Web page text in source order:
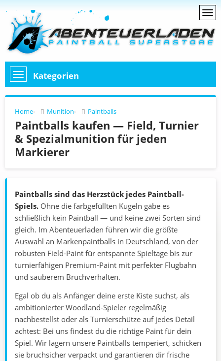
Kategorien
Home Munition Paintballs
Paintballs kaufen — Field, Turnier
& Spezialmunition für jeden
Markierer
Paintballs sind das Herzstück jedes Paintball-
Spiels. Ohne die farbgefüllten Kugeln gäbe es
schließlich kein Paintball — und keine zwei Sorten sind
gleich. Im Abenteuerladen führen wir die größte
Auswahl an Markenpaintballs in Deutschland, von der
robusten Field-Paint für entspannte Spieltage bis zur
turnierfähigen Premium-Paint mit perfekter Flugbahn
und sauberem Bruchverhalten.
Egal ob du als Anfänger deine erste Kiste suchst, als
ambitionierter Woodland-Spieler regelmäßig
nachbestellst oder als Turnierschütze auf jedes Detail
achtest: Bei uns findest du die richtige Paint für dein
Spiel. Wir lagern unsere Paintballs temperiert, schicken
sie bruchsicher verpackt und garantieren dir frische